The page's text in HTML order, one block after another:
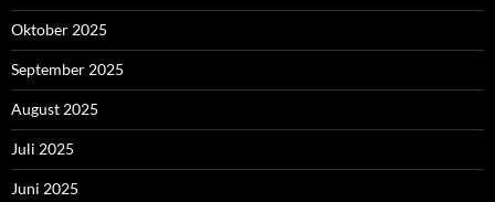
Oktober 2025
September 2025
August 2025
Juli 2025
Juni 2025